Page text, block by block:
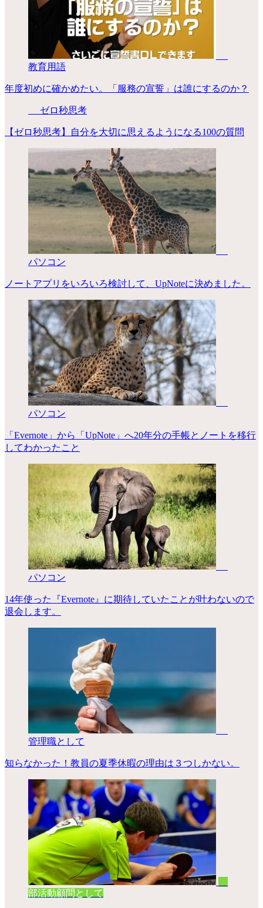
教育用語
年度初めに確かめたい。「服務の宣誓」は誰にするのか？
ゼロ秒思考
【ゼロ秒思考】自分を大切に思えるようになる100の質問
パソコン
ノートアプリをいろいろ検討して、UpNoteに決めました。
パソコン
「Evernote」から「UpNote」へ20年分の手帳とノートを移行
してわかったこと
パソコン
14年使った『Evernote』に期待していたことが叶わないので
退会します。
管理職として
知らなかった！教員の夏季休暇の理由は３つしかない。
部活動顧問として